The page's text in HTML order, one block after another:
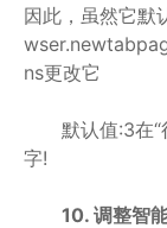
因此，虽然它默
ns更改它
默认值:3在“行
字!
10. 调整智